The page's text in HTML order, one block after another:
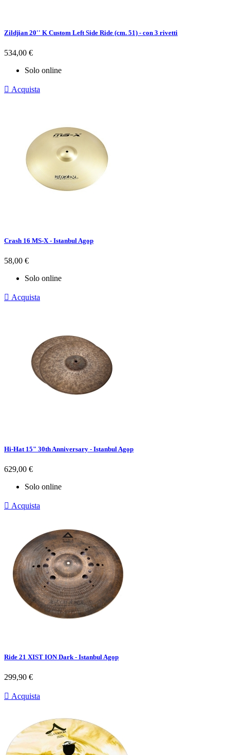
Zildjian 20'' K Custom Left Side Ride (cm. 51) - con 3 rivetti
Prezzo
534,00 €
Solo online
 Acquista
Crash 16 MS-X - Istanbul Agop
Prezzo
58,00 €
Solo online
 Acquista
Hi-Hat 15" 30th Anniversary - Istanbul Agop
Prezzo
629,00 €
Solo online
 Acquista
Ride 21 XIST ION Dark - Istanbul Agop
Prezzo
299,90 €
 Acquista